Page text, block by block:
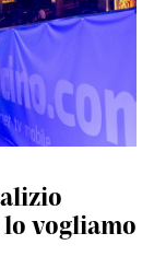
vogliamo